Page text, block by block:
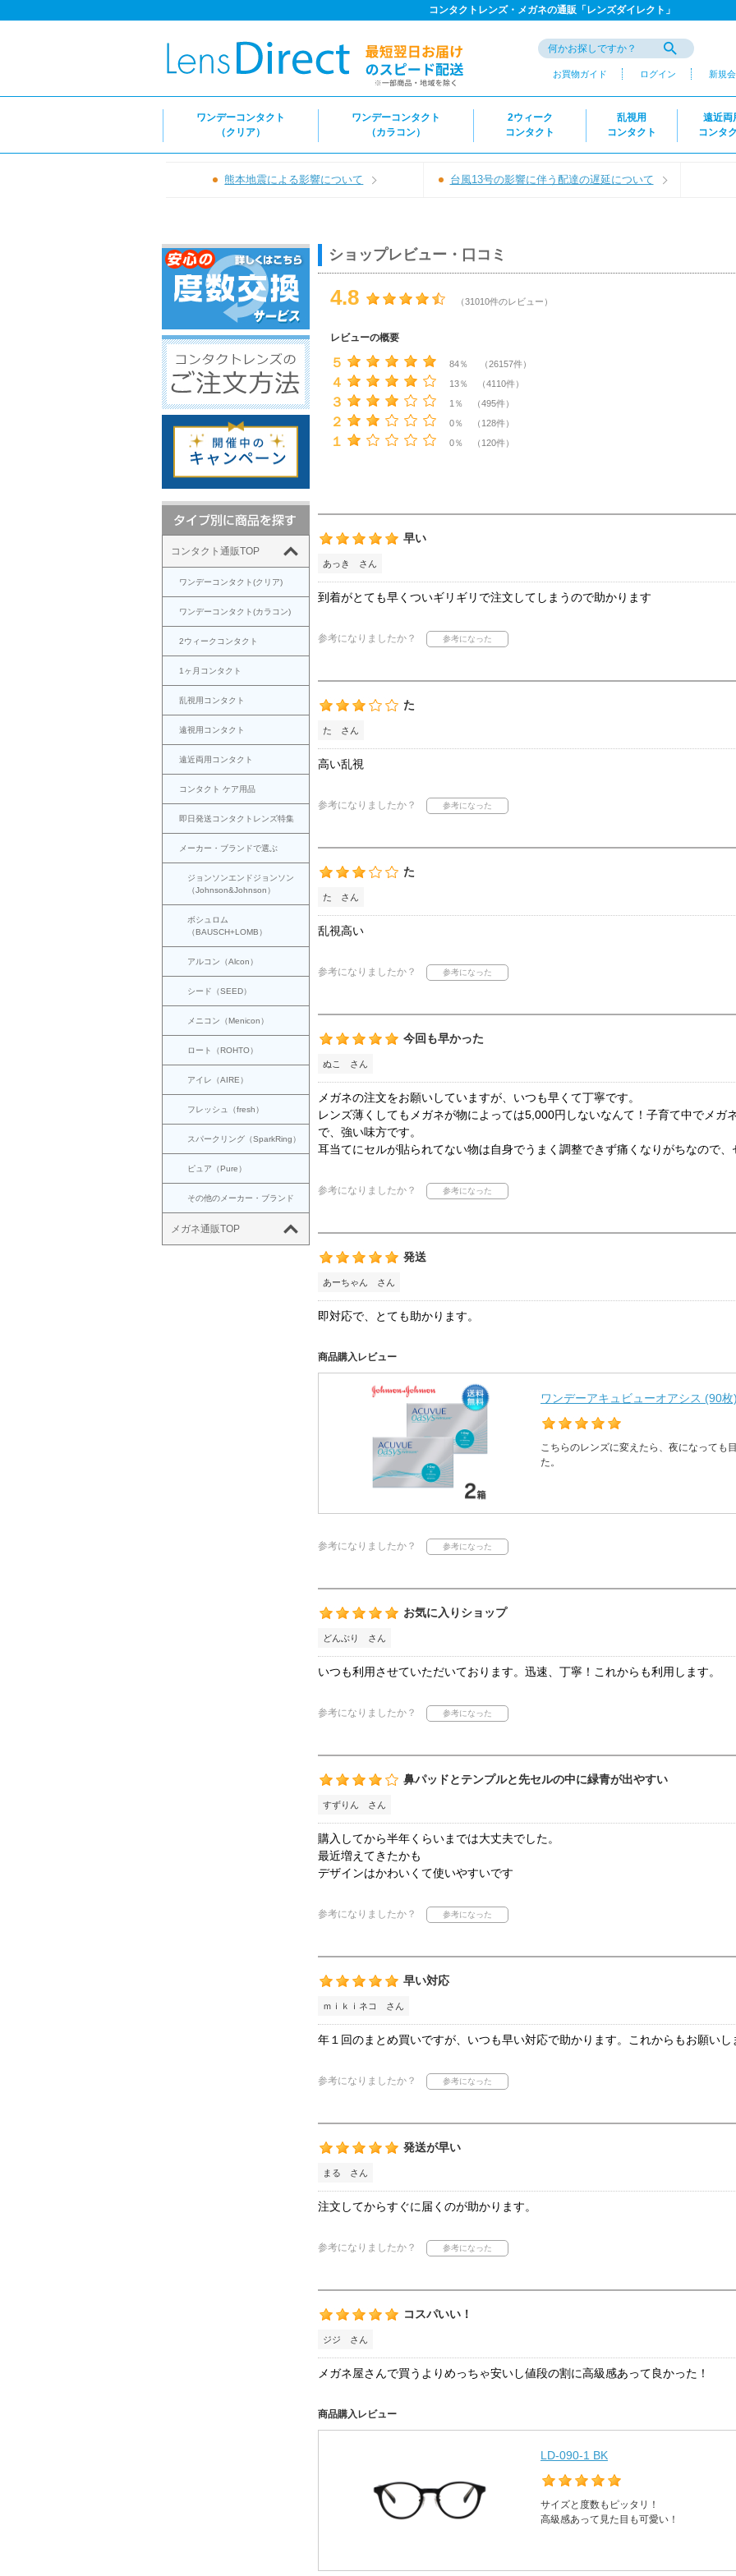
コンタクトレンズ・メガネの通販「レンズダイレクト」
お買物ガイド ログイン 新規
ワンデーコンタクト
（クリア）
ワンデーコンタクト
（カラコン）
2ウィーク
コンタクト
乱視用
コンタクト
遠近両
コンタ
熊本地震による影響について 台風13号の影響に伴う配達の遅延について
コンタクト通販TOP
ワンデーコンタクト(クリア)
ワンデーコンタクト(カラコン)
2ウィークコンタクト
1ヶ月コンタクト
乱視用コンタクト
遠視用コンタクト
遠近両用コンタクト
コンタクト ケア用品
即日発送コンタクトレンズ特集
メーカー・ブランドで選ぶ
ジョンソンエンドジョンソン
（Johnson&Johnson）
ボシュロム
（BAUSCH+LOMB）
アルコン（Alcon）
シード（SEED）
メニコン（Menicon）
ロート（ROHTO）
アイレ（AIRE）
フレッシュ（fresh）
スパークリング（SparkRing）
ピュア（Pure）
その他のメーカー・ブランド
メガネ通販TOP
ショップレビュー・口コミ
4.8 （31010件のレビュー）
レビューの概要
５ 84％ （26157件）
４ 13％ （4110件）
３ 1％ （495件）
２ 0％ （128件）
１ 0％ （120件）
早い
あっき さん
到着がとても早くついギリギリで注文してしまうので助かります
参考になりましたか？
た
た さん
高い乱視
参考になりましたか？
た
た さん
乱視高い
参考になりましたか？
今回も早かった
ぬこ さん
メガネの注文をお願いしていますが、いつも早くて丁寧です。
レンズ薄くしてもメガネが物によっては5,000円しないなんて！子育て中でメガ
で、強い味方です。
耳当てにセルが貼られてない物は自身でうまく調整できず痛くなりがちなので、
参考になりましたか？
発送
あーちゃん さん
即対応で、とても助かります。
商品購入レビュー
ワンデーアキュビューオアシス (90
こちらのレンズに変えたら、夜になっても
た。
参考になりましたか？
お気に入りショップ
どんぶり さん
いつも利用させていただいております。迅速、丁寧！これからも利用します。
参考になりましたか？
鼻パッドとテンプルと先セルの中に緑青が出やすい
すずりん さん
購入してから半年くらいまでは大丈夫でした。
最近増えてきたかも
デザインはかわいくて使いやすいです
参考になりましたか？
早い対応
ｍｉｋｉネコ さん
年１回のまとめ買いですが、いつも早い対応で助かります。これからもお願いし
参考になりましたか？
発送が早い
まる さん
注文してからすぐに届くのが助かります。
参考になりましたか？
コスパいい！
ジジ さん
メガネ屋さんで買うよりめっちゃ安いし値段の割に高級感あって良かった！
商品購入レビュー
LD-090-1 BK
サイズと度数もピッタリ！
高級感あって見た目も可愛い！